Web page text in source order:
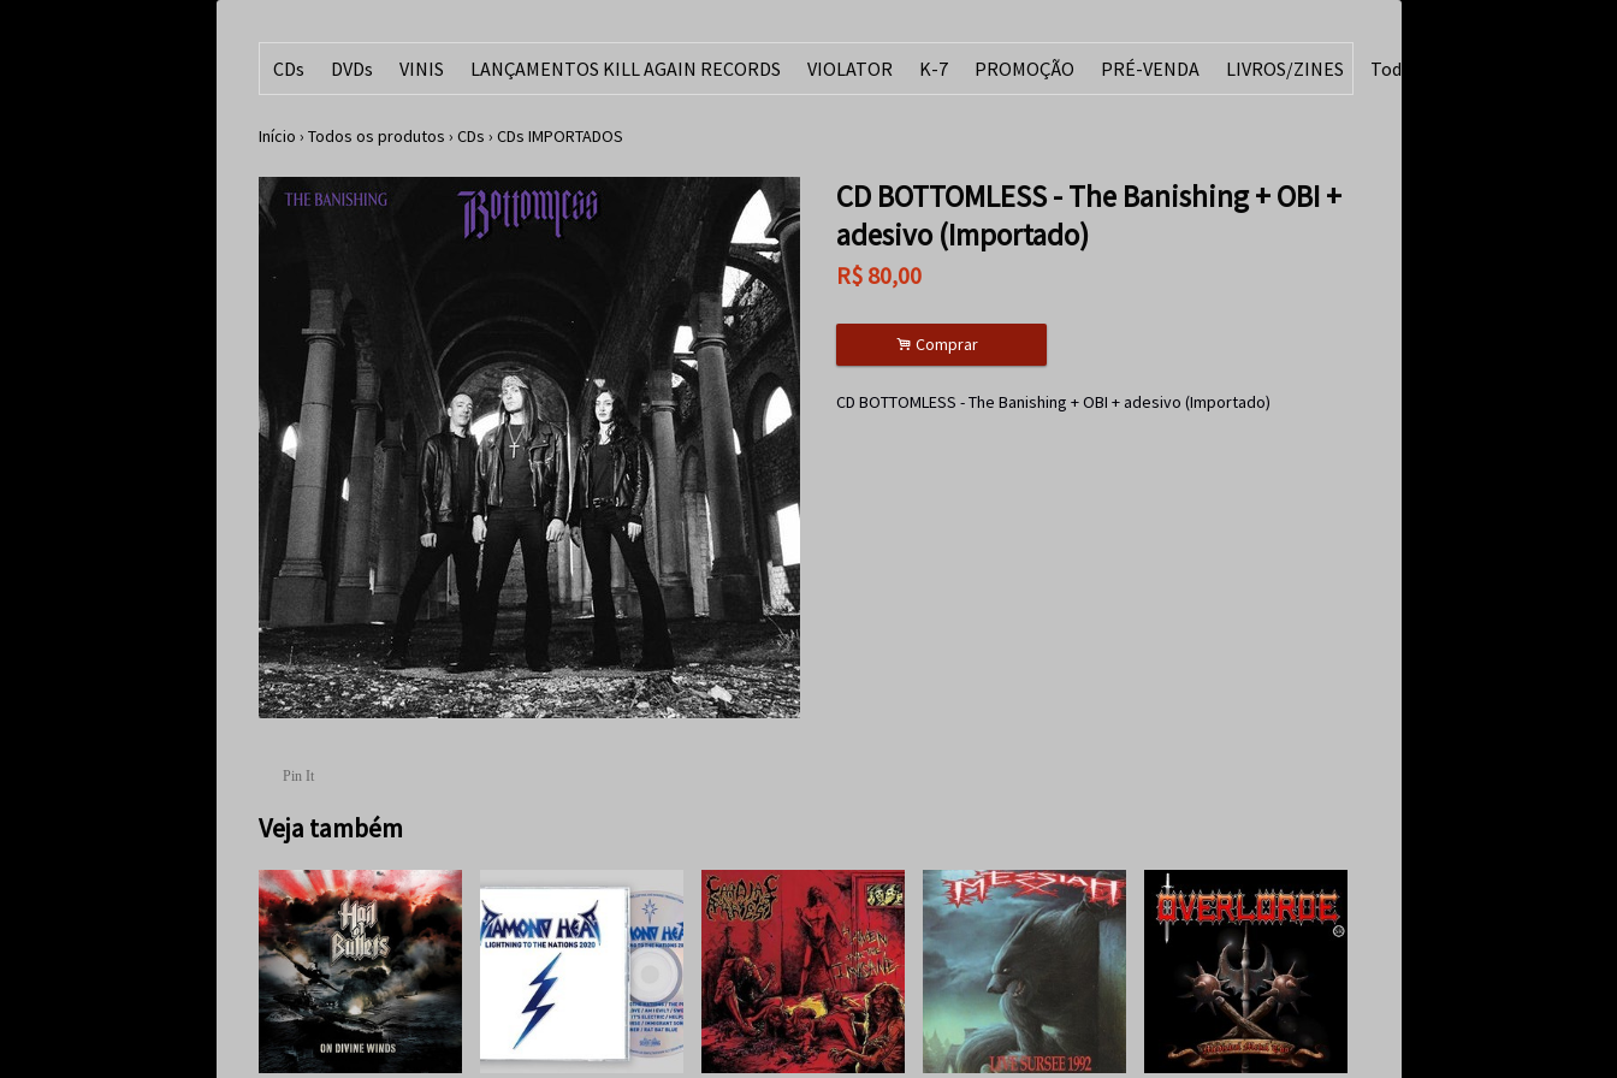
CDs DVDs VINIS LANÇAMENTOS KILL AGAIN RECORDS VIOLATOR K-7 PROMOÇÃO PRÉ-VENDA LIVROS/ZINES Todos
Início › Todos os produtos › CDs › CDs IMPORTADOS
Pin It
CD BOTTOMLESS - The Banishing + OBI +
adesivo (Importado)
R$ 80,00
. Comprar
CD BOTTOMLESS - The Banishing + OBI + adesivo (Importado)
Veja também